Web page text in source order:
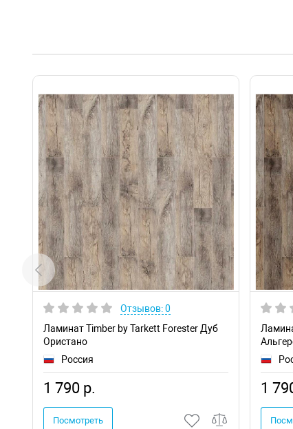
Отзывов: 0
Ламинат Timber by Tarkett Forester Дуб
Ористано
Россия
1 790 р.
Посмотреть
1